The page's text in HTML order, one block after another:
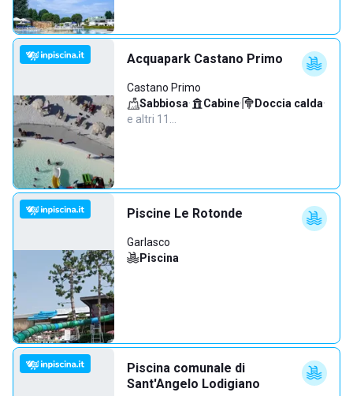
Acquapark Castano Primo
Castano Primo
Sabbiosa· Cabine· Doccia calda·
e altri 11…
Piscine Le Rotonde
Garlasco
Piscina
Piscina comunale di
Sant'Angelo Lodigiano